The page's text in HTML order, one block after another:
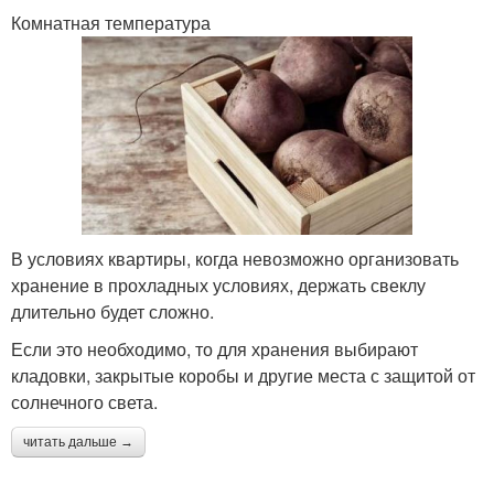
Комнатная температура
В условиях квартиры, когда невозможно организовать
хранение в прохладных условиях, держать свеклу
длительно будет сложно.
Если это необходимо, то для хранения выбирают
кладовки, закрытые коробы и другие места с защитой от
солнечного света.
читать дальше →